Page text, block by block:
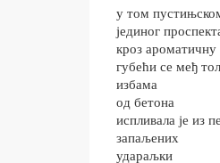
у том
јединог
кроз
губећи се међ
избама
од бетона
испливала је из
запаљених
удараљки